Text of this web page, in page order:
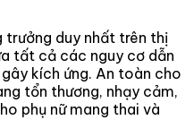
trưởng duy nhất trên thị
tất cả các nguy cơ dẫn
kích ứng. An toàn cho
tổn thương, nhạy cảm,
phụ nữ mang thai và